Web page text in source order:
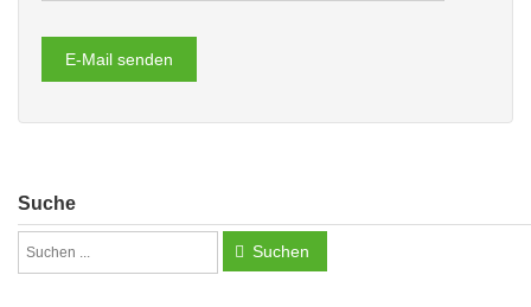
E-Mail senden
Suche
Suchen